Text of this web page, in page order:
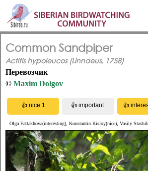
Common Sandpiper
Actitis hypoleucos (Linnaeus, 1758)
Перевозчик
© Maxim Dolgov
Olga Fattakhova(interesting), Konstantin Kisloy(nice), Vasily